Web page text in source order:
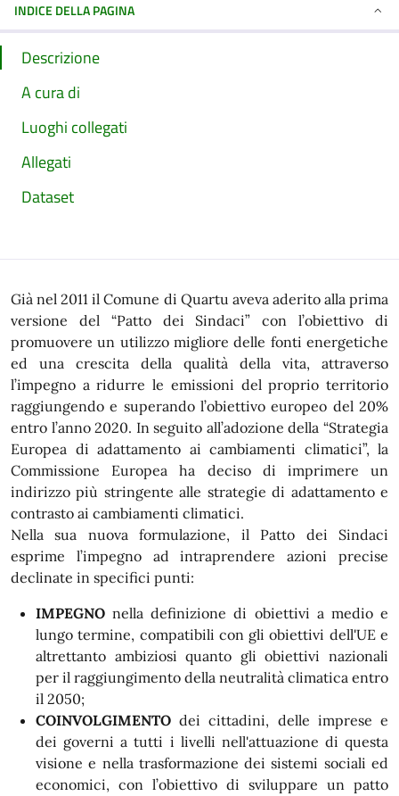
INDICE DELLA PAGINA
Descrizione
A cura di
Luoghi collegati
Allegati
Dataset
Già nel 2011 il Comune di Quartu aveva aderito alla prima
versione del “Patto dei Sindaci” con l’obiettivo di
promuovere un utilizzo migliore delle fonti energetiche
ed una crescita della qualità della vita, attraverso
l’impegno a ridurre le emissioni del proprio territorio
raggiungendo e superando l’obiettivo europeo del 20%
entro l’anno 2020. In seguito all’adozione della “Strategia
Europea di adattamento ai cambiamenti climatici”, la
Commissione Europea ha deciso di imprimere un
indirizzo più stringente alle strategie di adattamento e
contrasto ai cambiamenti climatici.
Nella sua nuova formulazione, il Patto dei Sindaci
esprime l’impegno ad intraprendere azioni precise
declinate in specifici punti:
IMPEGNO nella definizione di obiettivi a medio e
lungo termine, compatibili con gli obiettivi dell'UE e
altrettanto ambiziosi quanto gli obiettivi nazionali
per il raggiungimento della neutralità climatica entro
il 2050;
COINVOLGIMENTO dei cittadini, delle imprese e
dei governi a tutti i livelli nell'attuazione di questa
visione e nella trasformazione dei sistemi sociali ed
economici, con l’obiettivo di sviluppare un patto